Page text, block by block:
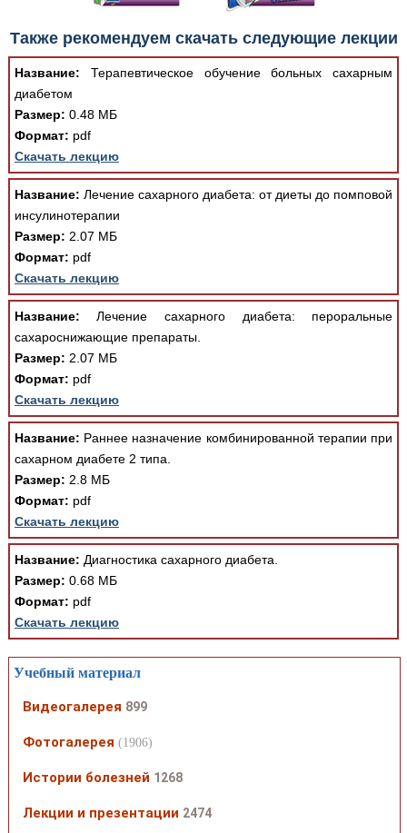
При просмотре в режиме "Читать онлайн" возможны
различные ошибки отображения документа в результате
отсутствия поддержки Вашим браузером шрифтов и
изменения размеров исходных шаблонов. При
скачивании документа данная ошибка устраняется Вашим
программным обеспечением автоматически.
Также рекомендуем скачать следующие лекции
Название: Терапевтическое обучение больных сахарным
диабетом
Размер: 0.48 МБ
Формат: pdf
Скачать лекцию
Название: Лечение сахарного диабета: от диеты до помповой
инсулинотерапии
Размер: 2.07 МБ
Формат: pdf
Скачать лекцию
Название: Лечение сахарного диабета: пероральные
сахароснижающие препараты.
Размер: 2.07 МБ
Формат: pdf
Скачать лекцию
Название: Раннее назначение комбинированной терапии при
сахарном диабете 2 типа.
Размер: 2.8 МБ
Формат: pdf
Скачать лекцию
Название: Диагностика сахарного диабета.
Размер: 0.68 МБ
Формат: pdf
Скачать лекцию
Учебный материал
Видеогалерея 899
Фотогалерея (1906)
Истории болезней 1268
Лекции и презентации 2474